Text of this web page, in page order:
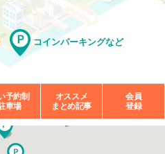
コインパーキングなど
予約制
車場
オススメ
まとめ記事
会員
登録